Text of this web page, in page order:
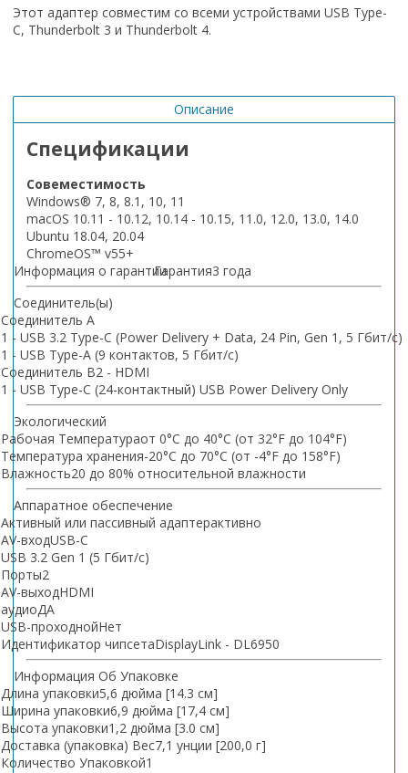
Этот адаптер совместим со всеми устройствами USB Type-
C, Thunderbolt 3 и Thunderbolt 4.
Описание
Спецификации
Совеместимость
Windows® 7, 8, 8.1, 10, 11
macOS 10.11 - 10.12, 10.14 - 10.15, 11.0, 12.0, 13.0, 14.0
Ubuntu 18.04, 20.04
ChromeOS™ v55+
Информация о гарантииГарантия3 года
Соединитель(ы)
Соединитель A
1 - USB 3.2 Type-C (Power Delivery + Data, 24 Pin, Gen 1, 5 Гбит/с)
1 - USB Type-A (9 контактов, 5 Гбит/с)
Соединитель B2 - HDMI
1 - USB Type-C (24-контактный) USB Power Delivery Only
Экологический
Рабочая Температураот 0°C до 40°C (от 32°F до 104°F)
Температура хранения-20°C до 70°C (от -4°F до 158°F)
Влажность20 до 80% относительной влажности
Аппаратное обеспечение
Активный или пассивный адаптерактивно
AV-входUSB-C
USB 3.2 Gen 1 (5 Гбит/с)
Порты2
AV-выходHDMI
аудиоДА
USB-проходнойНет
Идентификатор чипсетаDisplayLink - DL6950
Информация Об Упаковке
Длина упаковки5,6 дюйма [14.3 см]
Ширина упаковки6,9 дюйма [17,4 см]
Высота упаковки1,2 дюйма [3.0 см]
Доставка (упаковка) Вес7,1 унции [200,0 г]
Количество Упаковкой1